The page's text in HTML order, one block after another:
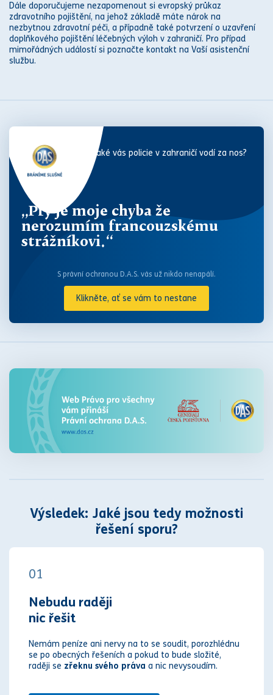
Dále doporučujeme nezapomenout si evropský průkaz
zdravotního pojištění, na jehož základě máte nárok na
nezbytnou zdravotní péči, a případně také potvrzení o uzavření
doplňkového pojištění léčebných výloh v zahraničí. Pro případ
mimořádných událostí si poznačte kontakt na Vaší asistenční
službu.
Také vás policie v zahraničí vodí za nos?
„Prý je moje chyba že
nerozumím francouzskému
strážníkovi.“
S právní ochranou D.A.S. vás už nikdo nenapálí.
Klikněte, ať se vám to nestane
Výsledek: Jaké jsou tedy možnosti
řešení sporu?
01
Nebudu raději
nic řešit
Nemám peníze ani nervy na to se soudit, porozhlédnu
se po obecných řešeních a pokud to bude složité,
raději se zřeknu svého práva a nic nevysoudím.